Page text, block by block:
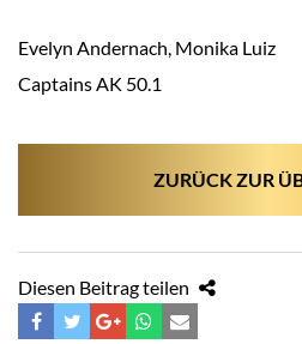
Evelyn Andernach, Monika Luiz
Captains AK 50.1
ZURÜCK ZUR
Diesen Beitrag teilen